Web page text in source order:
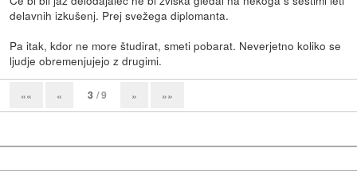
delavnih izkušenj. Prej svežega diplomanta.
Pa itak, kdor ne more študirat, smeti pobarat. Neverjetno koliko se
ljudje obremenjujejo z drugimi.
«« « 3 / 9 » »»